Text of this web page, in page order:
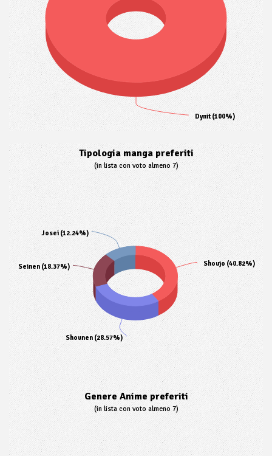
Dynit (100%)
Tipologia manga preferiti
(in lista con voto almeno 7)
Shoujo (40.82%)
Shounen (28.57%)
Seinen (18.37%)
Josei (12.24%)
Genere Anime preferiti
(in lista con voto almeno 7)